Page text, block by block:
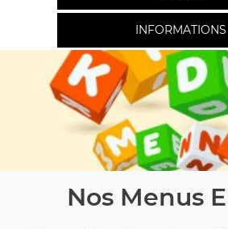
INFORMATIONS
Nos Menus